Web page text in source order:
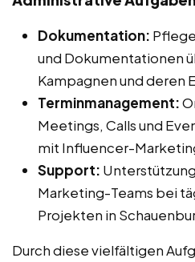
Dokumentation:
und Dokumentationen
Kampagnen und deren
Terminmanagement:
Meetings, Calls und
mit Influencer-
Support:
Marketing-Teams bei
Projekten in
Durch diese vielfältigen